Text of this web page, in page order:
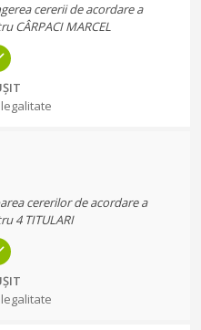
cererii de acordare a
CÂRPACI MARCEL
cererilor de acordare a
4 TITULARI